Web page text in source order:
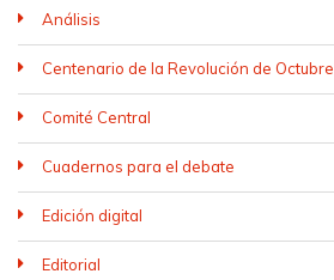
Análisis
Centenario de la Revolución de Octubre
Comité Central
Cuadernos para el debate
Edición digital
Editorial